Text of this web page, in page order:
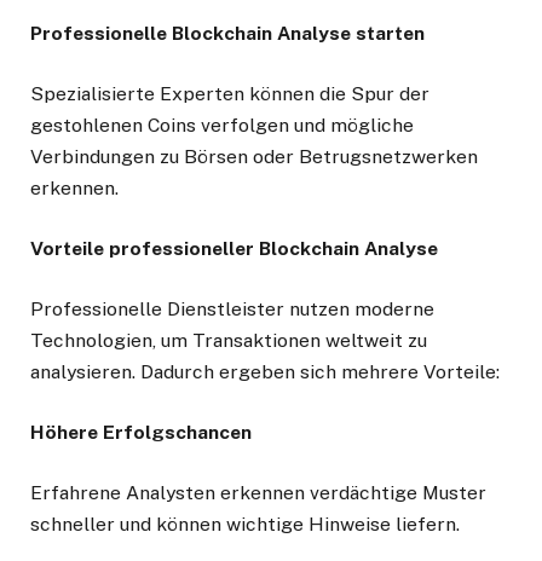
Professionelle Blockchain Analyse starten
Spezialisierte Experten können die Spur der
gestohlenen Coins verfolgen und mögliche
Verbindungen zu Börsen oder Betrugsnetzwerken
erkennen.
Vorteile professioneller Blockchain Analyse
Professionelle Dienstleister nutzen moderne
Technologien, um Transaktionen weltweit zu
analysieren. Dadurch ergeben sich mehrere Vorteile:
Höhere Erfolgschancen
Erfahrene Analysten erkennen verdächtige Muster
schneller und können wichtige Hinweise liefern.